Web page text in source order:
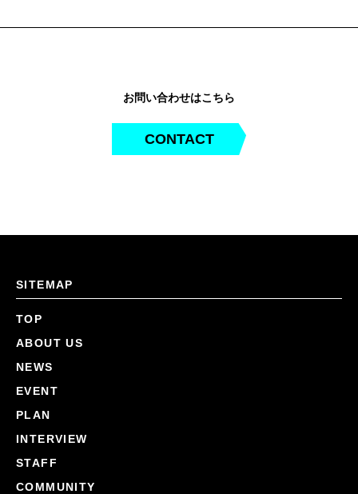
お問い合わせはこちら
CONTACT
SITEMAP
TOP
ABOUT US
NEWS
EVENT
PLAN
INTERVIEW
STAFF
COMMUNITY